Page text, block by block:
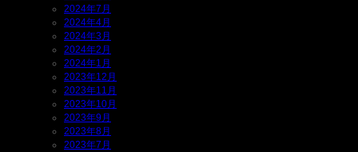
2024年7月
2024年4月
2024年3月
2024年2月
2024年1月
2023年12月
2023年11月
2023年10月
2023年9月
2023年8月
2023年7月